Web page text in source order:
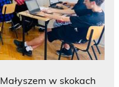
w skokach